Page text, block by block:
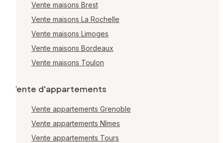
Vente maisons Brest
Vente maisons La Rochelle
Vente maisons Limoges
Vente maisons Bordeaux
Vente maisons Toulon
Vente d'appartements
Vente appartements Grenoble
Vente appartements Nîmes
Vente appartements Tours